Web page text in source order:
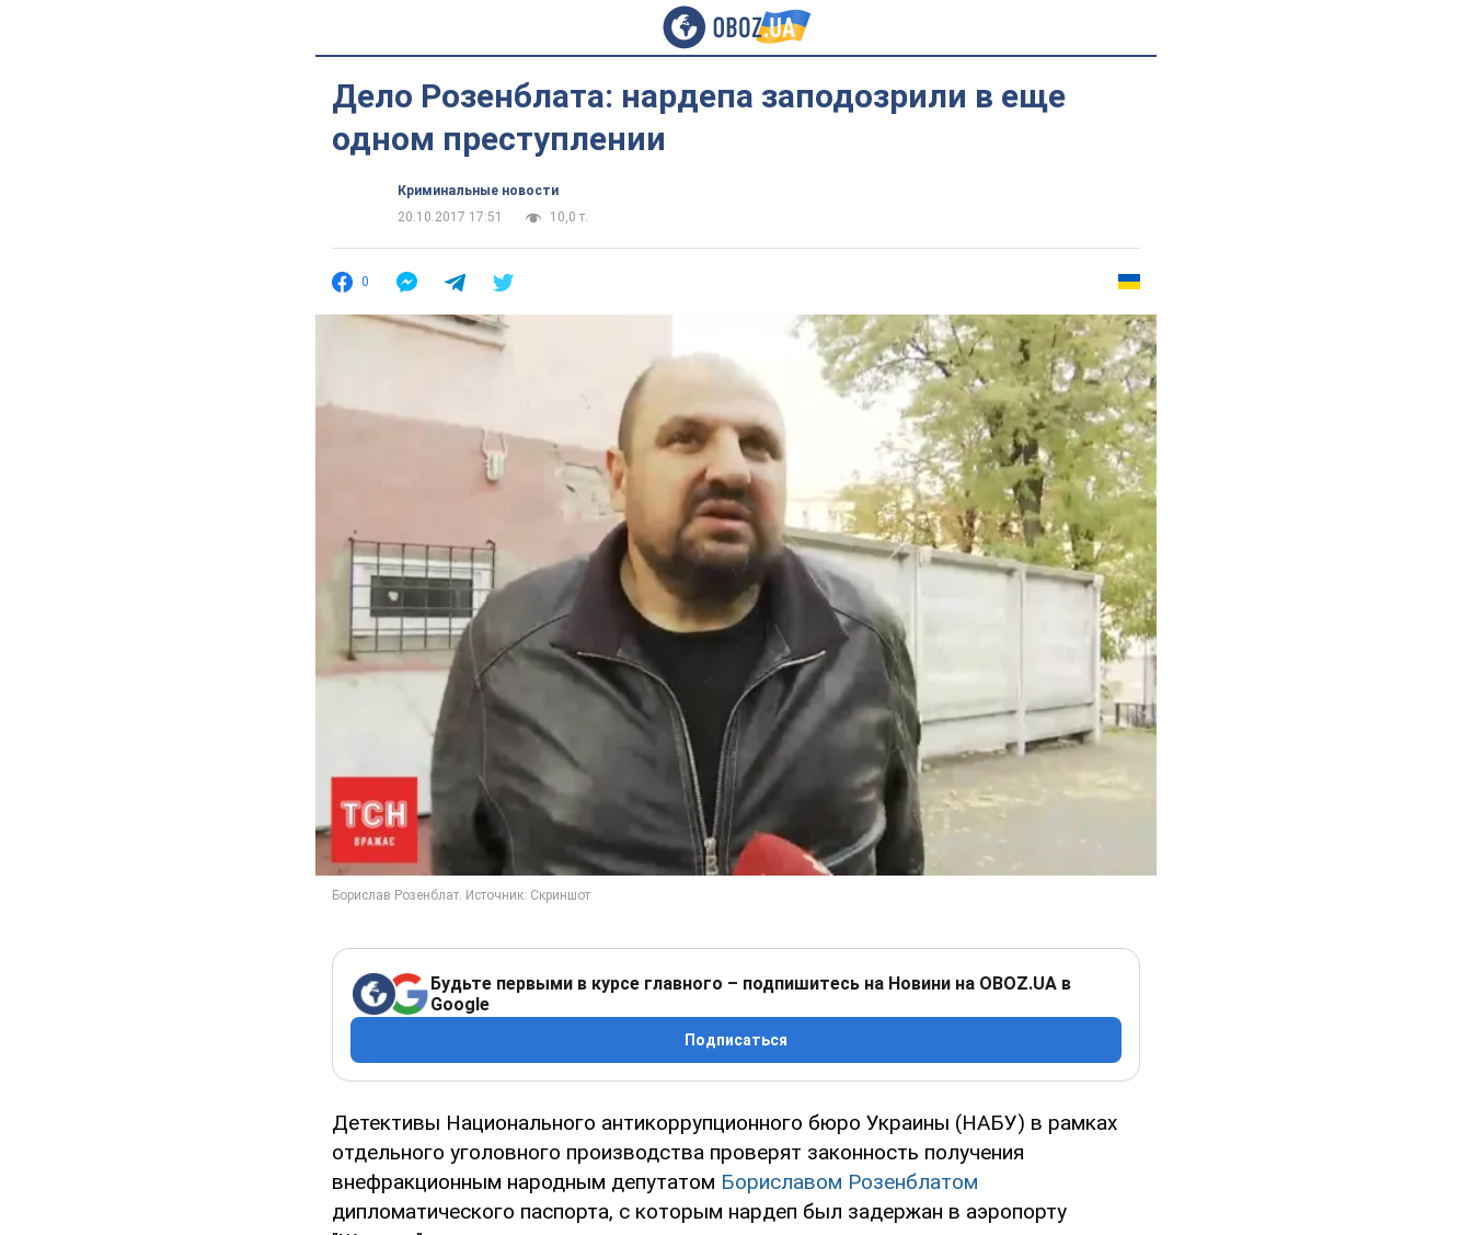
Дело Розенблата: нардепа заподозрили в еще
одном преступлении
Криминальные новости
20.10.2017 17:51
10,0 т.
0
Будьте первыми в курсе главного – подпишитесь на Новини на OBOZ.UA в
Google
Подписаться
Детективы Национального антикоррупционного бюро Украины (НАБУ) в рамках
отдельного уголовного производства проверят законность получения
внефракционным народным депутатом Бориславом Розенблатом
дипломатического паспорта, с которым нардеп был задержан в аэропорту